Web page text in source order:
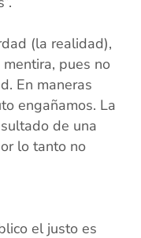
(la realidad),
pues no
En maneras
engañamos. La
de una
lo tanto no
el justo es